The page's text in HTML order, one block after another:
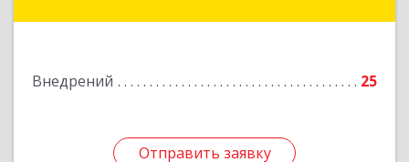
Внедрений 25
Отправить заявку
Отправить заявку